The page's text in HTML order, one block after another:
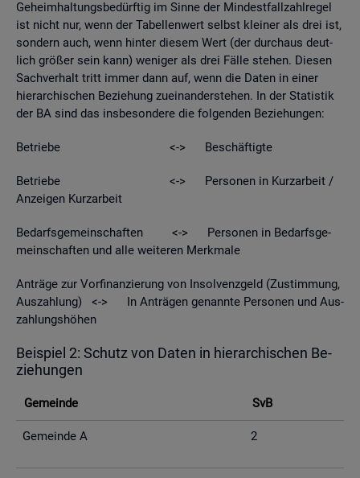
Ge­heim­hal­tungs­be­dürf­tig im Sinne der Min­dest­fall­zahl­re­gel
ist nicht nur, wenn der Ta­bel­len­wert selbst klei­ner als drei ist,
son­dern auch, wenn hin­ter die­sem Wert (der durch­aus deut­
lich grö­ßer sein kann) we­ni­ger als drei Fälle ste­hen. Die­sen
Sach­ver­halt tritt immer dann auf, wenn die Daten in einer
hier­ar­chi­schen Be­zie­hung zu­ein­an­der­ste­hen. In der Sta­tis­tik
der BA sind das ins­be­son­de­re die fol­gen­den Be­zie­hun­gen:
Be­trie­be <-> Be­schäf­tig­te
Be­trie­be <-> Per­so­nen in Kurz­ar­beit /
An­zei­gen Kurz­ar­beit
Be­darfs­ge­mein­schaf­ten <-> Per­so­nen in Be­darfs­ge­
mein­schaf­ten und alle wei­te­ren Merk­ma­le
An­trä­ge zur Vor­fi­nan­zie­rung von In­sol­venz­geld (Zu­stim­mung,
Aus­zah­lung) <-> In An­trä­gen ge­nann­te Per­so­nen und Aus­
zah­lungs­hö­hen
Bei­spiel 2: Schutz von Daten in hier­ar­chi­schen Be­
zie­hun­gen
Ge­mein­de SvB
Ge­mein­de A 2